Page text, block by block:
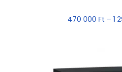
470 000 Ft – 1